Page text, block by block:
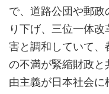
で、道路公団や郵
り下げ、三位一体
害と調和していて、
の不満が緊縮財政と
由主義が日本社会